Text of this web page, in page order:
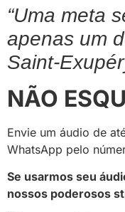
“Uma meta
apenas um
Saint-
NÃO
Envie um áudio de
WhatsApp pelo
Se usarmos seu
nossos poderosos